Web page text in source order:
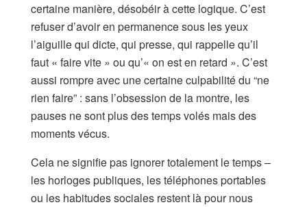
certaine manière, désobéir à cette logique. C’est
refuser d’avoir en permanence sous les yeux
l’aiguille qui dicte, qui presse, qui rappelle qu’il
faut « faire vite » ou qu’« on est en retard ». C’est
aussi rompre avec une certaine culpabilité du “ne
rien faire” : sans l’obsession de la montre, les
pauses ne sont plus des temps volés mais des
moments vécus.
Cela ne signifie pas ignorer totalement le temps –
les horloges publiques, les téléphones portables
ou les habitudes sociales restent là pour nous